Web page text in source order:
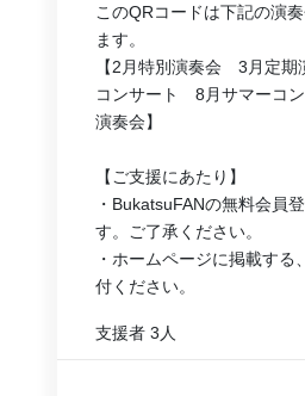
このQRコードは下記の演
ます。
【2月特別演奏会　3月定
コンサート　8月サマーコ
演奏会】
【ご支援にあたり】
・BukatsuFANの無料会員
す。ご了承ください。
・ホームページに掲載する
付ください。
支援者 3人